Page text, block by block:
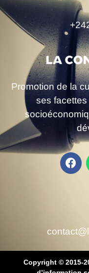
Promotion de la
ses
Copyright © 2015-